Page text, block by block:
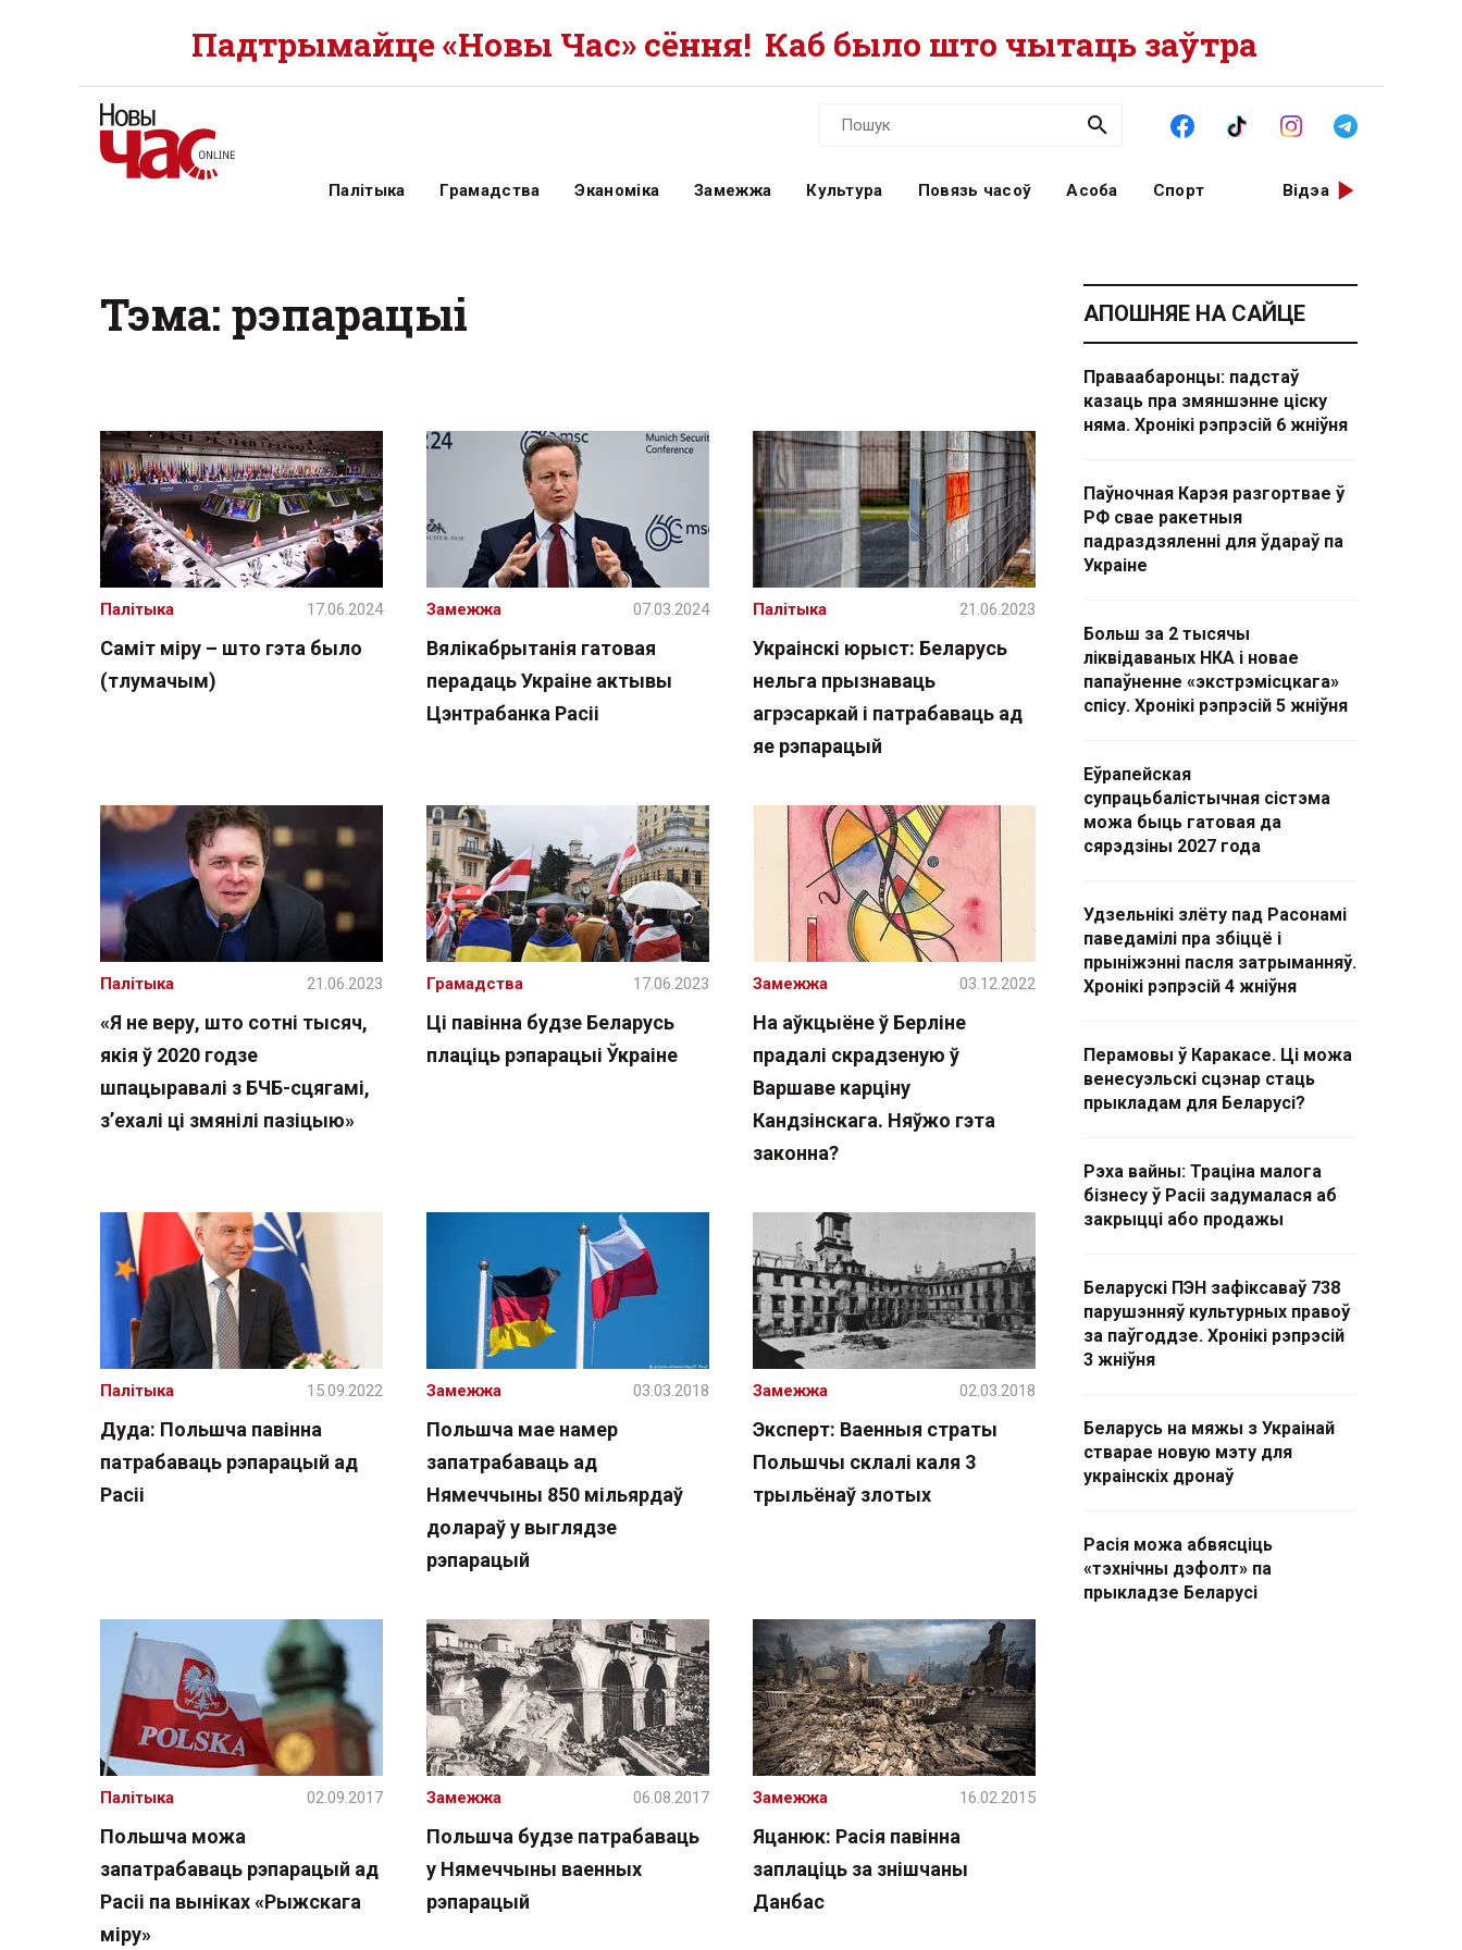
Падтрымайце «Новы Час» сёння! Каб было што чытаць заўтра
Палітыка Грамадства Эканоміка Замежжа Культура Повязь часоў Асоба Спорт Відэа
Тэма: рэпарацыі
Саміт міру – што гэта было
(тлумачым)
Палітыка 17.06.2024
Вялікабрытанія гатовая
перадаць Украіне актывы
Цэнтрабанка Расіі
Замежжа 07.03.2024
Украінскі юрыст: Беларусь
нельга прызнаваць
агрэсаркай і патрабаваць ад
яе рэпарацый
Палітыка 21.06.2023
«Я не веру, што сотні тысяч,
якія ў 2020 годзе
шпацыравалі з БЧБ-сцягамі,
з’ехалі ці змянілі пазіцыю»
Палітыка 21.06.2023
Ці павінна будзе Беларусь
плаціць рэпарацыі Ўкраіне
Грамадства 17.06.2023
На аўкцыёне ў Берліне
прадалі скрадзеную ў
Варшаве карціну
Кандзінскага. Няўжо гэта
законна?
Замежжа 03.12.2022
Дуда: Польшча павінна
патрабаваць рэпарацый ад
Расіі
Палітыка 15.09.2022
Польшча мае намер
запатрабаваць ад
Нямеччыны 850 мільярдаў
долараў у выглядзе
рэпарацый
Замежжа 03.03.2018
Эксперт: Ваенныя страты
Польшчы склалі каля 3
трыльёнаў злотых
Замежжа 02.03.2018
Польшча можа
запатрабаваць рэпарацый ад
Расіі па выніках «Рыжскага
міру»
Палітыка 02.09.2017
Польшча будзе патрабаваць
у Нямеччыны ваенных
рэпарацый
Замежжа 06.08.2017
Яцанюк: Расія павінна
заплаціць за знішчаны
Данбас
Замежжа 16.02.2015
АПОШНЯЕ НА САЙЦЕ
Праваабаронцы: падстаў
казаць пра змяншэнне ціску
няма. Хронікі рэпрэсій 6 жніўня
Паўночная Карэя разгортвае ў
РФ свае ракетныя
падраздзяленні для ўдараў па
Украіне
Больш за 2 тысячы
ліквідаваных НКА і новае
папаўненне «экстрэмісцкага»
спісу. Хронікі рэпрэсій 5 жніўня
Еўрапейская
супрацьбалістычная сістэма
можа быць гатовая да
сярэдзіны 2027 года
Удзельнікі злёту пад Расонамі
паведамілі пра збіццё і
прыніжэнні пасля затрыманняў.
Хронікі рэпрэсій 4 жніўня
Перамовы ў Каракасе. Ці можа
венесуэльскі сцэнар стаць
прыкладам для Беларусі?
Рэха вайны: Траціна малога
бізнесу ў Расіі задумалася аб
закрыцці або продажы
Беларускі ПЭН зафіксаваў 738
парушэнняў культурных правоў
за паўгоддзе. Хронікі рэпрэсій
3 жніўня
Беларусь на мяжы з Украінай
стварае новую мэту для
украінскіх дронаў
Расія можа абвясціць
«тэхнічны дэфолт» па
прыкладзе Беларусі